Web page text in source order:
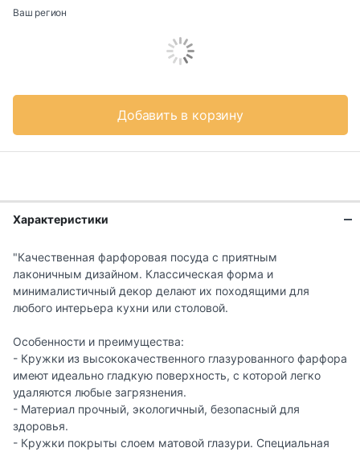
Ваш регион
Добавить в корзину
Характеристики
"Качественная фарфоровая посуда с приятным
лаконичным дизайном. Классическая форма и
минималистичный декор делают их походящими для
любого интерьера кухни или столовой.
Особенности и преимущества:
- Кружки из высококачественного глазурованного фарфора
имеют идеально гладкую поверхность, с которой легко
удаляются любые загрязнения.
- Материал прочный, экологичный, безопасный для
здоровья.
- Кружки покрыты слоем матовой глазури. Специальная